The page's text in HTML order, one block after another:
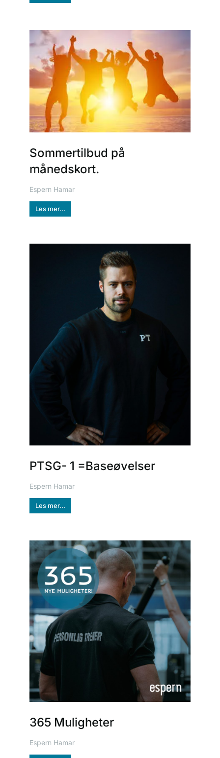
Sommertilbud på
månedskort.
Espern Hamar
Les mer...
PTSG- 1 =Baseøvelser
Espern Hamar
Les mer...
365 Muligheter
Espern Hamar